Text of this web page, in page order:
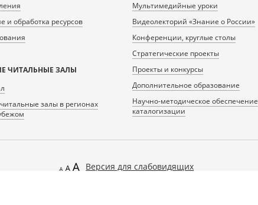
и обработка ресурсов
ЧИТАЛЬНЫЕ ЗАЛЫ
залы в регионах
Мультимедийные уроки
Видеолекторий «Знание о России»
Конференции, круглые столы
Стратегические проекты
Проекты и конкурсы
Дополнительное образование
Научно-методическое обеспечение
каталогизации
Версия для слабовидящих